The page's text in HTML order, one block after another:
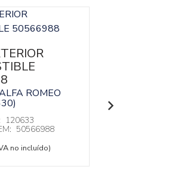
ROMEO
120633
50566988
no incluído)
Referencia ID: